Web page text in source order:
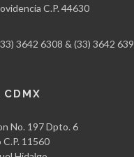
C.P. 44630
3642 6308 & (33) 3642
CDMX
No. 197 Dpto. 6
C.P. 11560